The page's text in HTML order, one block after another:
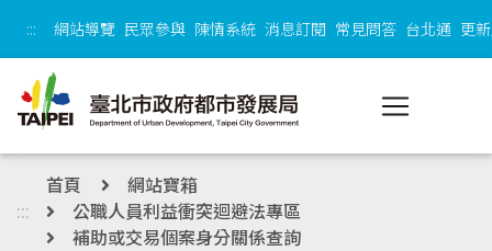
::: 網站導覽 民眾參與 陳情系統 消息訂閱 常見問答 台北通 更
:::
首頁
網站寶箱
公職人員利益衝突迴避法專區
補助或交易個案身分關係查詢